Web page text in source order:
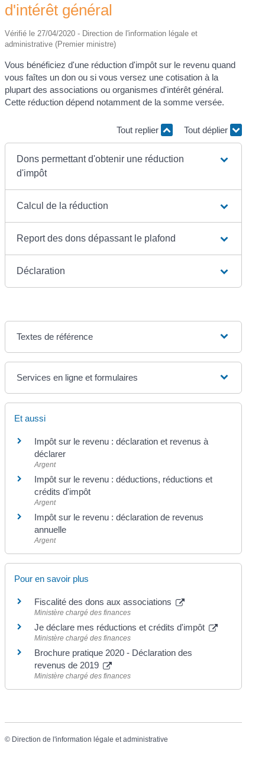
d'intérêt général
Vérifié le 27/04/2020 - Direction de l'information légale et
administrative (Premier ministre)
Vous bénéficiez d'une réduction d'impôt sur le revenu quand
vous faîtes un don ou si vous versez une cotisation à la
plupart des associations ou organismes d'intérêt général.
Cette réduction dépend notamment de la somme versée.
Tout replier Tout déplier
Dons permettant d'obtenir une réduction
d'impôt
Calcul de la réduction
Report des dons dépassant le plafond
Déclaration
Textes de référence
Services en ligne et formulaires
Et aussi
Impôt sur le revenu : déclaration et revenus à
déclarer
Argent
Impôt sur le revenu : déductions, réductions et
crédits d'impôt
Argent
Impôt sur le revenu : déclaration de revenus
annuelle
Argent
Pour en savoir plus
Fiscalité des dons aux associations
Ministère chargé des finances
Je déclare mes réductions et crédits d'impôt
Ministère chargé des finances
Brochure pratique 2020 - Déclaration des
revenus de 2019
Ministère chargé des finances
© Direction de l'information légale et administrative